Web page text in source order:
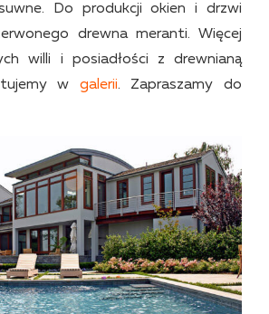
Do produkcji okien i drzwi
drewna meranti. Więcej
willi i posiadłości z drewnianą
w galerii. Zapraszamy do